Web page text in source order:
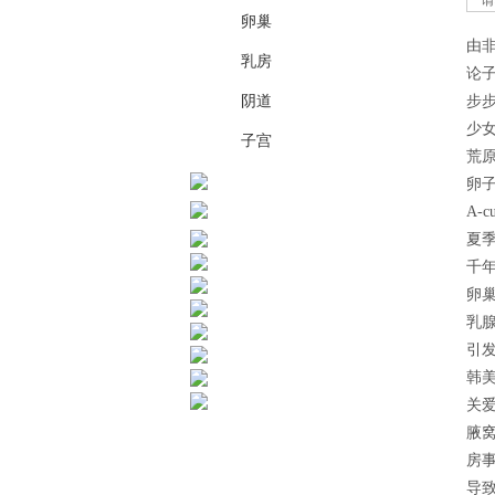
卵巢
乳房
阴道
子宫
由
论
步
少
荒
卵
A-
夏
千
卵
乳
引
韩
关
腋
房
导